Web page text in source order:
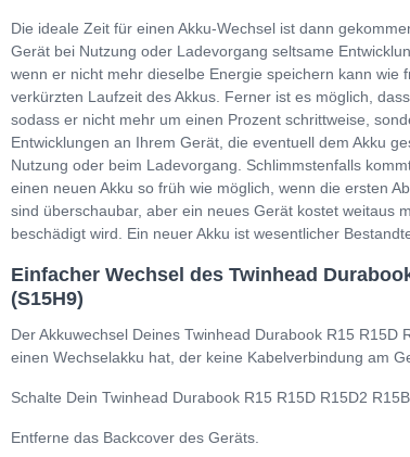
Die ideale Zeit für einen Akku-Wechsel ist dann
Gerät bei Nutzung oder Ladevorgang seltsame
wenn er nicht mehr dieselbe Energie speichern kann
verkürzten Laufzeit des Akkus. Ferner ist es möglich,
sodass er nicht mehr um einen Prozent schrittweise,
Entwicklungen an Ihrem Gerät, die eventuell dem Akku
Nutzung oder beim Ladevorgang. Schlimmstenfalls
einen neuen Akku so früh wie möglich, wenn die ersten
sind überschaubar, aber ein neues Gerät kostet weitaus
beschädigt wird. Ein neuer Akku ist wesentlicher
Einfacher Wechsel des Twinhead
(S15H9)
Der Akkuwechsel Deines Twinhead Durabook R15
einen Wechselakku hat, der keine Kabelverbindung am
Schalte Dein Twinhead Durabook R15 R15D R15D2
Entferne das Backcover des Geräts.